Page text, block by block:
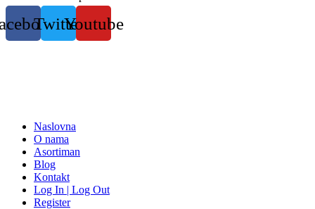
Skočite
na
sadržaj
TwitterYoutube
Naslovna
O nama
Asortiman
Blog
Kontakt
Log In | Log Out
Register